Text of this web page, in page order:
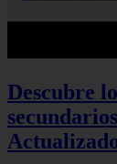
Descubre